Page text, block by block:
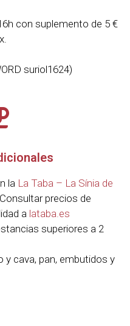
con suplemento de 5 €
.
suriol1624)
la La Taba – La Sínia de
precios de
a lataba.es
superiores a 2
y cava, pan, embutidos y